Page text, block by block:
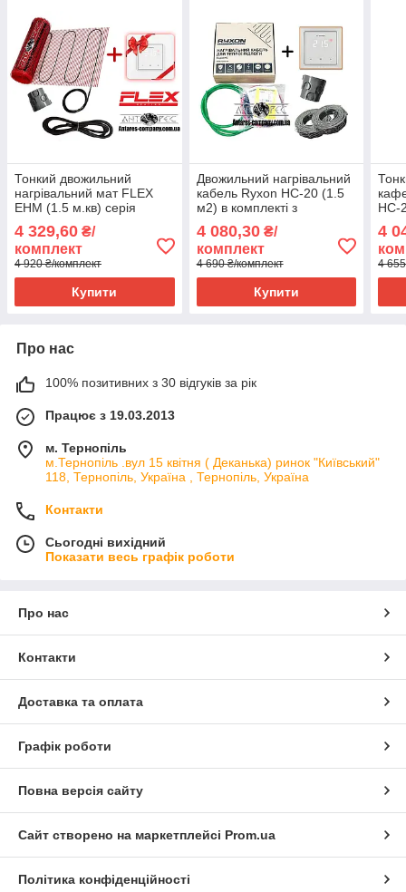
Тонкий двожильний
нагрівальний мат FLEX
EHM (1.5 м.кв) серія
Terneo S
4 329,60 ₴/
комплект
4 920 ₴/комплект
Купити
Двожильний нагрівальний
кабель Ryxon HC-20 (1.5
м2) в комплекті з
сенсорним регулятором
Terneo S
4 080,30₴/
комплект
4 690 ₴/комплект
Купити
HC-
4
4
Про нас
100% позитивних з 30 відгуків за рік
Працює з 19.03.2013
м. Тернопіль
м.Тернопіль .вул 15 квітня ( Деканька) ринок "Київський"
118, Тернопіль, Україна , Тернопіль, Україна
Контакти
Сьогодні вихідний
Показати весь графік роботи
Про нас
Контакти
Доставка та оплата
Графік роботи
Повна версія сайту
Сайт створено на маркетплейсі Prom.ua
Політика конфіденційності